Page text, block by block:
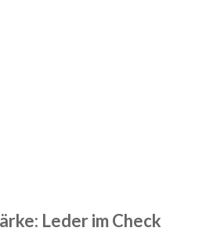
Leder im Check